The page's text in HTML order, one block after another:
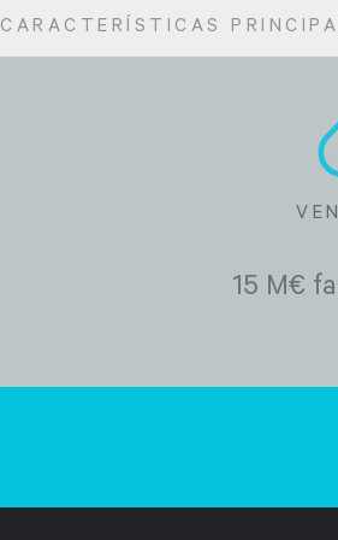
CARACTERÍSTICAS
15 M€